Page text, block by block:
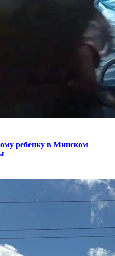
ребенку в Минском